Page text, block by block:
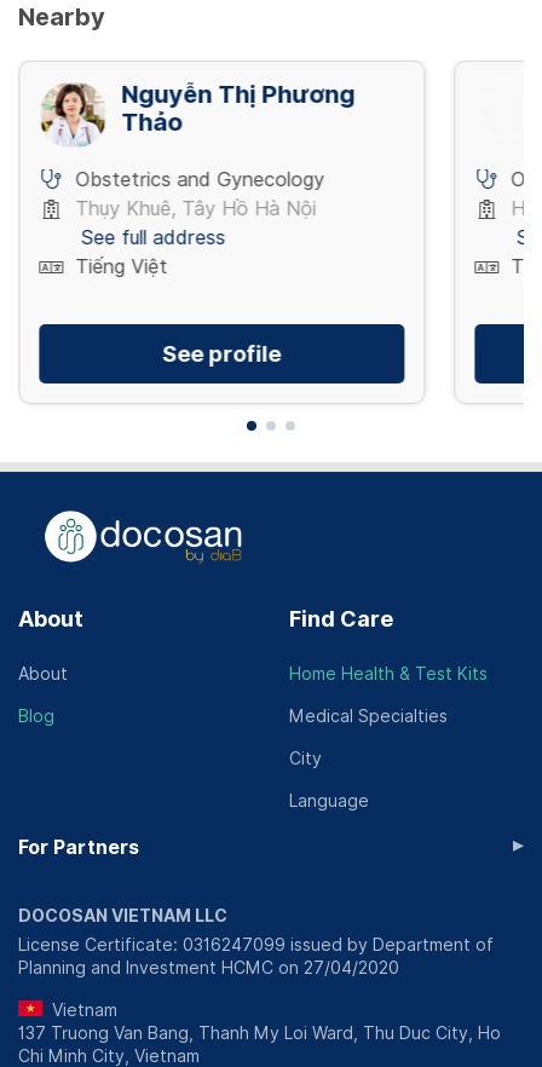
Nearby
Nguyễn Thị Phương
Thảo
Obstetrics and Gynecology
Thụy Khuê, Tây Hồ Hà Nội
See full address
Tiếng Việt
See profile
About
About
Blog
Find Care
Home Health & Test Kits
Medical Specialties
City
Language
For Partners ▸
DOCOSAN VIETNAM LLC
License Certificate: 0316247099 issued by Department of
Planning and Investment HCMC on 27/04/2020
Vietnam
137 Truong Van Bang, Thanh My Loi Ward, Thu Duc City, Ho
Chi Minh City, Vietnam